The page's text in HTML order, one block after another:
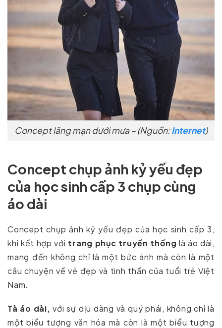
Concept lãng mạn dưới mưa – (Nguồn:Internet)
Concept chụp ảnh kỷ yếu đẹp
của học sinh cấp 3 chụp cùng
áo dài
Concept chụp ảnh kỷ yếu đẹp của học sinh cấp 3,
khi kết hợp với trang phục truyền thống là áo dài,
mang đến không chỉ là một bức ảnh mà còn là một
câu chuyện về vẻ đẹp và tinh thần của tuổi trẻ Việt
Nam.
Tà áo dài, với sự dịu dàng và quý phái, không chỉ là
một biểu tượng văn hóa mà còn là một biểu tượng